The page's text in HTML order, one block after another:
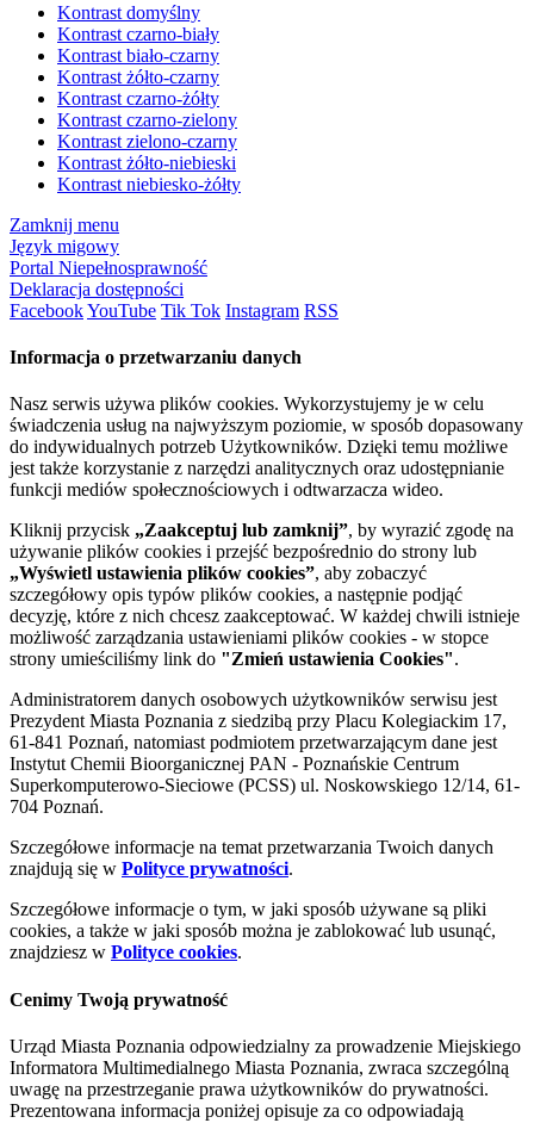
Kontrast domyślny
Kontrast czarno-biały
Kontrast biało-czarny
Kontrast żółto-czarny
Kontrast czarno-żółty
Kontrast czarno-zielony
Kontrast zielono-czarny
Kontrast żółto-niebieski
Kontrast niebiesko-żółty
Zamknij menu
Język migowy
Portal Niepełnosprawność
Deklaracja dostępności
FacebookYouTube Tik Tok Instagram RSS
Informacja o przetwarzaniu danych
Nasz serwis używa plików cookies. Wykorzystujemy je w celu
świadczenia usług na najwyższym poziomie, w sposób dopasowany
do indywidualnych potrzeb Użytkowników. Dzięki temu możliwe
jest także korzystanie z narzędzi analitycznych oraz udostępnianie
funkcji mediów społecznościowych i odtwarzacza wideo.
Kliknij przycisk „Zaakceptuj lub zamknij”, by wyrazić zgodę na
używanie plików cookies i przejść bezpośrednio do strony lub
„Wyświetl ustawienia plików cookies”, aby zobaczyć
szczegółowy opis typów plików cookies, a następnie podjąć
decyzję, które z nich chcesz zaakceptować. W każdej chwili istnieje
możliwość zarządzania ustawieniami plików cookies - w stopce
strony umieściliśmy link do "Zmień ustawienia Cookies".
Administratorem danych osobowych użytkowników serwisu jest
Prezydent Miasta Poznania z siedzibą przy Placu Kolegiackim 17,
61-841 Poznań, natomiast podmiotem przetwarzającym dane jest
Instytut Chemii Bioorganicznej PAN - Poznańskie Centrum
Superkomputerowo-Sieciowe (PCSS) ul. Noskowskiego 12/14, 61-
704 Poznań.
Szczegółowe informacje na temat przetwarzania Twoich danych
znajdują się w Polityce prywatności.
Szczegółowe informacje o tym, w jaki sposób używane są pliki
cookies, a także w jaki sposób można je zablokować lub usunąć,
znajdziesz w Polityce cookies.
Cenimy Twoją prywatność
Urząd Miasta Poznania odpowiedzialny za prowadzenie Miejskiego
Informatora Multimedialnego Miasta Poznania, zwraca szczególną
uwagę na przestrzeganie prawa użytkowników do prywatności.
Prezentowana informacja poniżej opisuje za co odpowiadają